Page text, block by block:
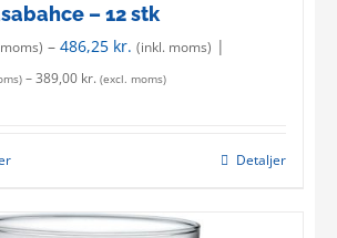
– 12 stk
– 486,25 kr. (inkl. moms) |
– 389,00 kr. (excl. moms)
This
has
Detaljer